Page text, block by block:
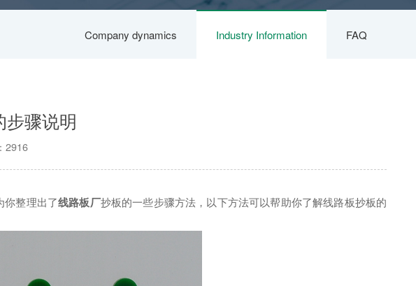
Company dynamics Industry Information FAQ
步骤说明
2916
你整理出了线路板厂抄板的一些步骤方法，以下方法可以帮助你了解线路板抄板的